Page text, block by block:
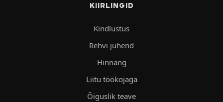
KIIRLINGID
Kindlustus
Rehvi juhend
Hinnang
Liitu töökojaga
Õiguslik teave